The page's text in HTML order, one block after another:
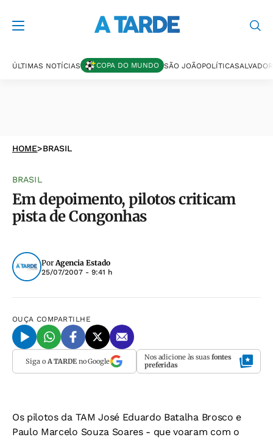
ÚLTIMAS NOTÍCIAS COPA DO MUNDO SÃO JOÃOPOLÍTICASALVADOR
HOME>BRASIL
BRASIL
Em depoimento, pilotos criticam
pista de Congonhas
PorAgencia Estado
25/07/2007 - 9:41 h
OUÇA COMPARTILHE
Siga o A TARDEno Google Nos adicione às suas fontes
preferidas
Os pilotos da TAM José Eduardo Batalha Brosco e
Paulo Marcelo Souza Soares - que voaram com o